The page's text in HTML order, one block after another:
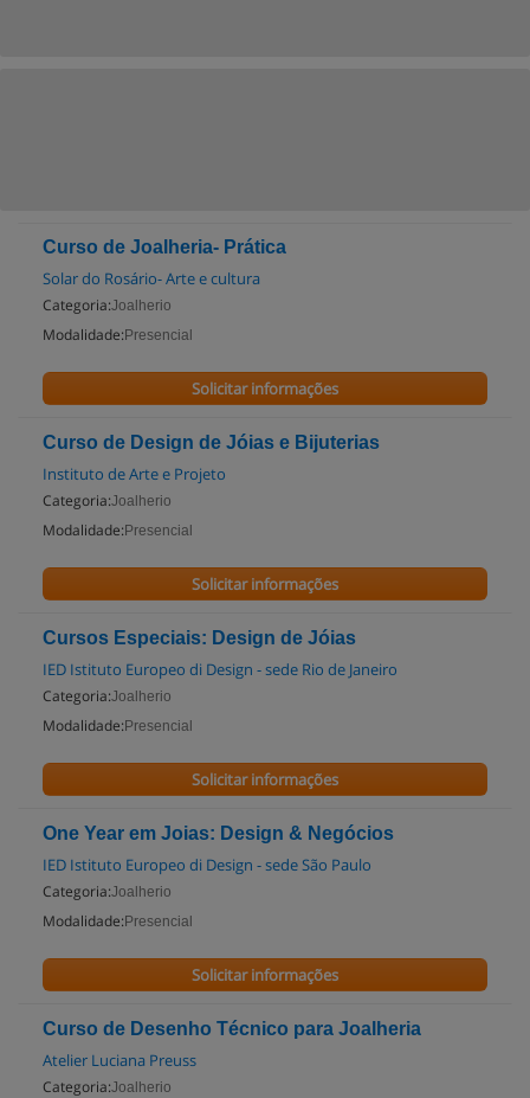
Curso de Joalheria- Prática
Solar do Rosário- Arte e cultura
Categoria:Joalherio
Modalidade: Presencial
Solicitar informações
Curso de Design de Jóias e Bijuterias
Instituto de Arte e Projeto
Categoria:Joalherio
Modalidade: Presencial
Solicitar informações
Cursos Especiais: Design de Jóias
IED Istituto Europeo di Design - sede Rio de Janeiro
Categoria:Joalherio
Modalidade: Presencial
Solicitar informações
One Year em Joias: Design & Negócios
IED Istituto Europeo di Design - sede São Paulo
Categoria:Joalherio
Modalidade: Presencial
Solicitar informações
Curso de Desenho Técnico para Joalheria
Atelier Luciana Preuss
Categoria:Joalherio